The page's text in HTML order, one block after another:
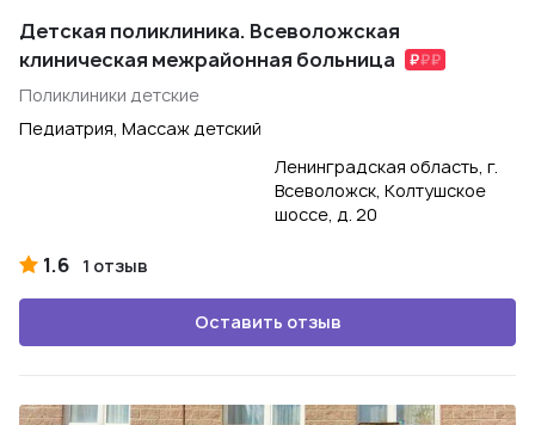
Детская поликлиника. Всеволожская
клиническая межрайонная больница
Поликлиники детские
Педиатрия, Массаж детский
Ленинградская область, г.
Всеволожск, Колтушское
шоссе, д. 20
1.6 1 отзыв
Оставить отзыв